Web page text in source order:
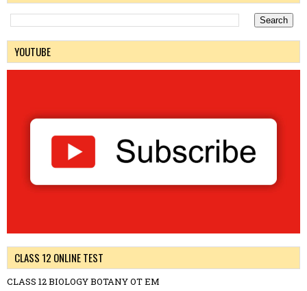
YOUTUBE
CLASS 12 ONLINE TEST
CLASS 12 BIOLOGY BOTANY OT EM